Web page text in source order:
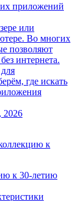
приложений
или
Во многих
позволяют
интернета.
где искать
2026
к 30-летию